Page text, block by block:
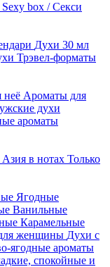
Sexy box / Секси
Духи 30 мл
Трэвел-форматы
неё Ароматы для
духи
ароматы
Азия в нотах Только
Ягодные
Ванильные
Карамельные
женщины Духи с
ягодные ароматы
спокойные и